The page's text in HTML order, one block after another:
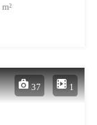
m²
37
1